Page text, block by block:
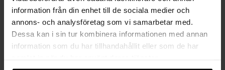
information från din enhet till de sociala medier och
annons- och analysföretag som vi samarbetar med.
Dessa kan i sin tur kombinera informationen med annan
information som du har tillhandahållit eller som de har
Läs mer